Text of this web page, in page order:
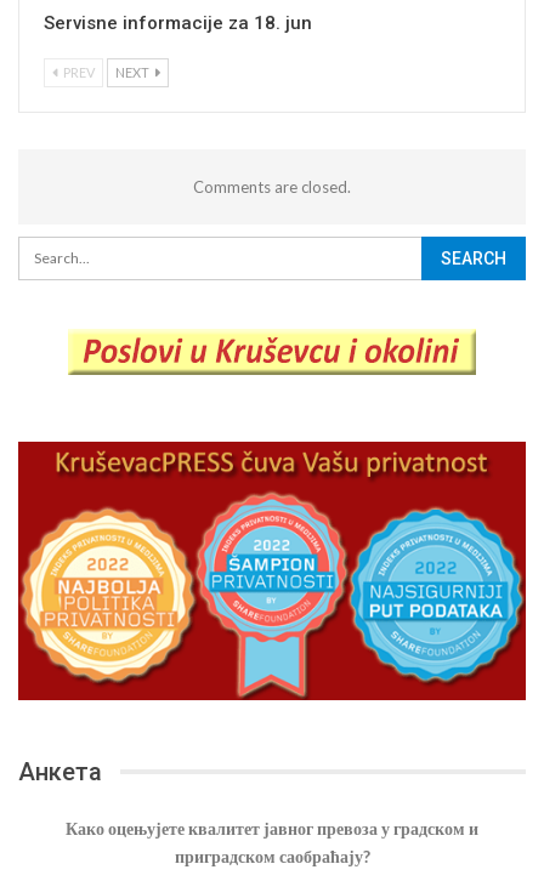
Servisne informacije za 18. jun
PREV NEXT
Comments are closed.
Анкета
Како оцењујете квалитет јавног превоза у градском и
приградском саобраћају?